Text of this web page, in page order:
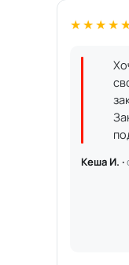
Кеша И. ·